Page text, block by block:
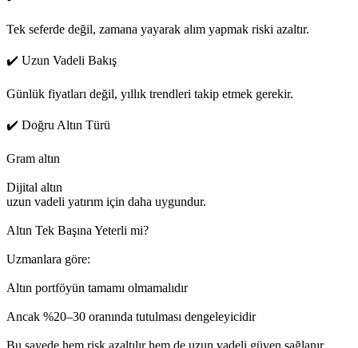
Tek seferde değil, zamana yayarak alım yapmak riski azaltır.
✔️ Uzun Vadeli Bakış
Günlük fiyatları değil, yıllık trendleri takip etmek gerekir.
✔️ Doğru Altın Türü
Gram altın
Dijital altın
uzun vadeli yatırım için daha uygundur.
Altın Tek Başına Yeterli mi?
Uzmanlara göre:
Altın portföyün tamamı olmamalıdır
Ancak %20–30 oranında tutulması dengeleyicidir